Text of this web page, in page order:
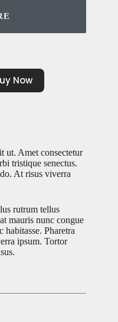
Now
ut. Amet consectetur
tristique senectus.
At risus viverra
rutrum tellus
mauris nunc congue
Pharetra
ipsum. Tortor